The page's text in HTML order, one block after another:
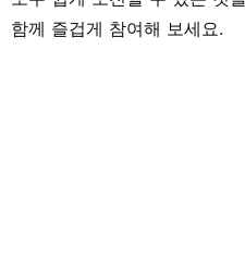
함께 즐겁게 참여해 보세요.